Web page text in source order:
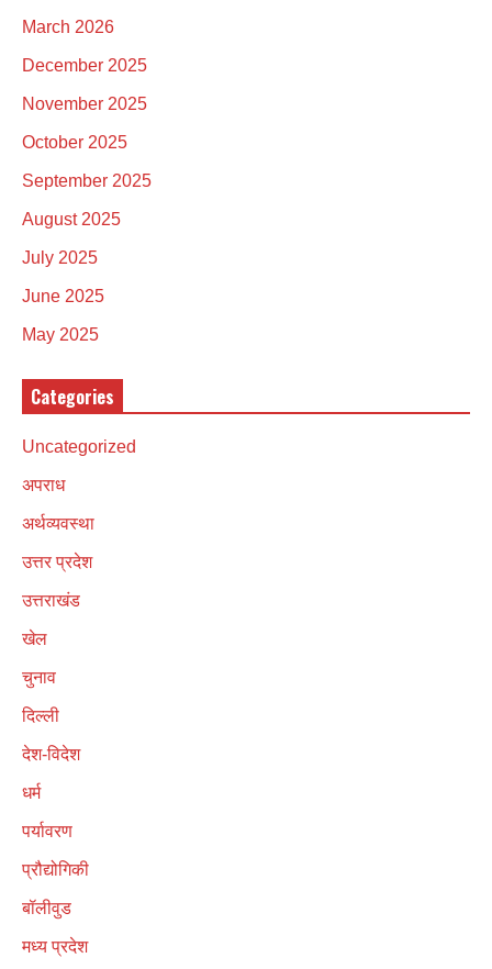
March 2026
December 2025
November 2025
October 2025
September 2025
August 2025
July 2025
June 2025
May 2025
Categories
Uncategorized
अपराध
अर्थव्यवस्था
उत्तर प्रदेश
उत्तराखंड
खेल
चुनाव
दिल्ली
देश-विदेश
धर्म
पर्यावरण
प्रौद्योगिकी
बॉलीवुड
मध्य प्रदेश